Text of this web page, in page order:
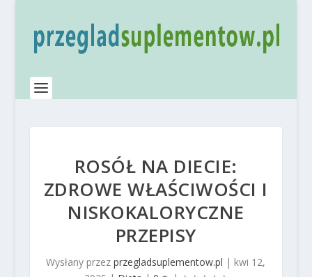
ROSÓŁ NA DIECIE:
ZDROWE WŁAŚCIWOŚCI I
NISKOKALORYCZNE
PRZEPISY
Wysłany przezprzegladsuplementow.pl | kwi 12,